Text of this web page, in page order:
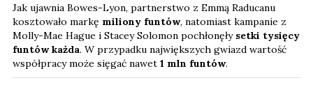
Jak ujawnia Bowes-Lyon, partnerstwo z Emmą Raducanu
kosztowało markę miliony funtów, natomiast kampanie z
Molly-Mae Hague i Stacey Solomon pochłonęły setki tysięcy
funtów każda. W przypadku największych gwiazd wartość
współpracy może sięgać nawet 1 mln funtów.